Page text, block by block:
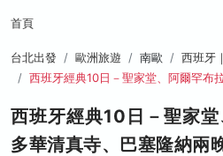
首頁
台北出發 歐洲旅遊 南歐
西班牙
西班牙經典10日－聖家堂、阿爾罕布
西班牙經典10日－聖家
多華清真寺、巴塞隆納兩